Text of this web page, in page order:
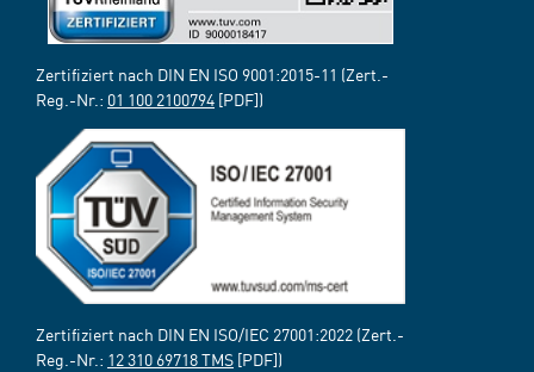
Zertifiziert nach DIN EN ISO 9001:2015-11 (Zert.-
Reg.-Nr.: 01 100 2100794 [PDF])
Zertifiziert nach DIN EN ISO/IEC 27001:2022 (Zert.-
Reg.-Nr.: 12 310 69718 TMS [PDF])